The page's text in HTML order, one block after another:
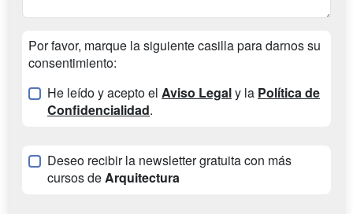
Por favor, marque la siguiente casilla para darnos su
consentimiento:
He leído y acepto el Aviso Legaly la Política de
Confidencialidad.
Deseo recibir la newsletter gratuita con más
cursos deArquitectura